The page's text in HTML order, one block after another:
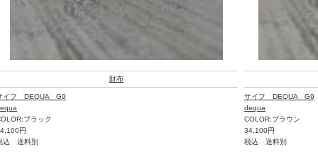
財布
イフ DEQUA G9
ブラック
円
込 送料別
サイフ DEQUA G9
dequa
COLOR:ブラウン
34,100円
税込 送料別